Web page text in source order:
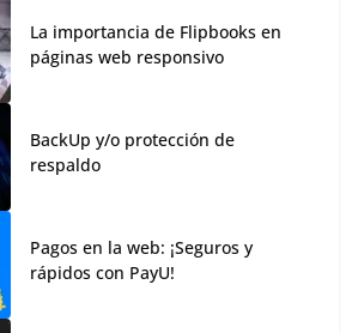
La importancia de Flipbooks en
páginas web responsivo
BackUp y/o protección de
respaldo
Pagos en la web: ¡Seguros y
rápidos con PayU!